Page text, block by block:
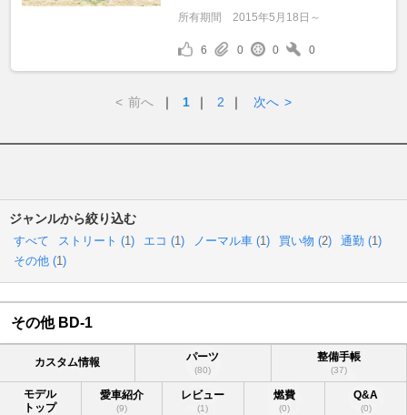
所有期間 2015年5月18日～
6 0 0 0
< 前へ ｜ 1 ｜ 2 ｜ 次へ >
ジャンルから絞り込む
すべて ストリート (1 ) エコ (1 ) ノーマル車 (1 ) 買い物 (2) 通勤 (1 )
その他 (1 )
その他 BD-1
カスタム情報 パーツ
(80)
整備手帳
(37)
モデル
トップ
愛車紹介
(9)
レビュー
(1)
燃費
(0)
Q&A
(0)